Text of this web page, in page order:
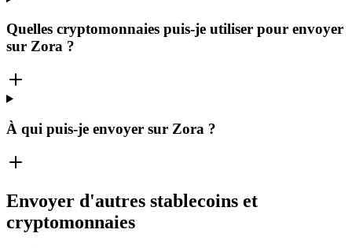
Quelles cryptomonnaies puis-je utiliser pour envoyer
sur Zora ?
À qui puis-je envoyer sur Zora ?
Envoyer d'autres stablecoins et
cryptomonnaies